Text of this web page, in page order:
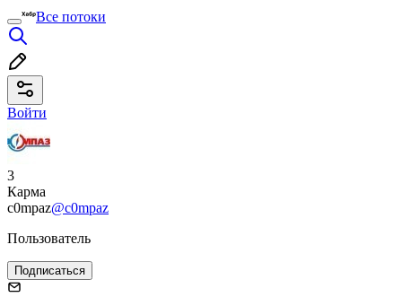
Все потоки
Войти
3
Карма
c0mpaz@c0mpaz
Пользователь
Подписаться